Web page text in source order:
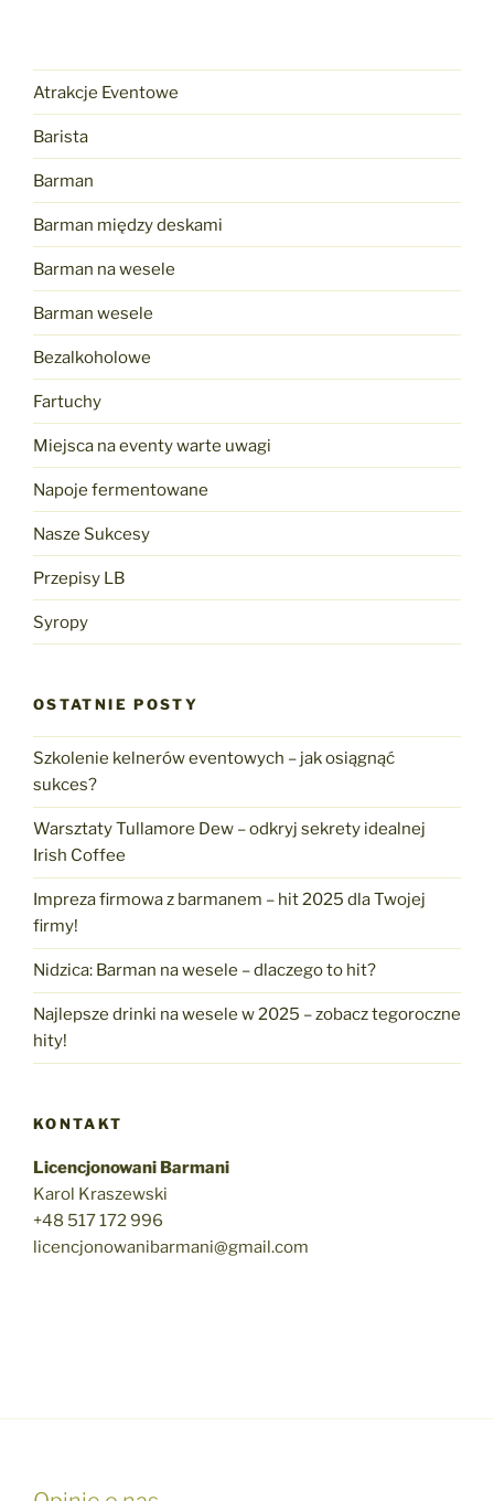
Atrakcje Eventowe
Barista
Barman
Barman między deskami
Barman na wesele
Barman wesele
Bezalkoholowe
Fartuchy
Miejsca na eventy warte uwagi
Napoje fermentowane
Nasze Sukcesy
Przepisy LB
Syropy
OSTATNIE POSTY
Szkolenie kelnerów eventowych – jak osiągnąć
sukces?
Warsztaty Tullamore Dew – odkryj sekrety idealnej
Irish Coffee
Impreza firmowa z barmanem – hit 2025 dla Twojej
firmy!
Nidzica: Barman na wesele – dlaczego to hit?
Najlepsze drinki na wesele w 2025 – zobacz tegoroczne
hity!
KONTAKT
Licencjonowani Barmani
Karol Kraszewski
+48 517 172 996
licencjonowanibarmani@gmail.com